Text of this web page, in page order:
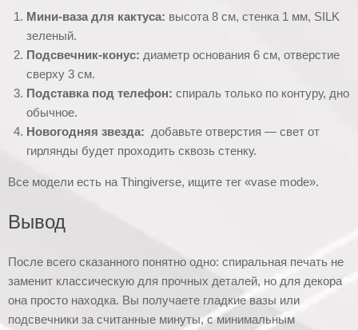
Мини-ваза для кактуса: высота 8 см, стенка 1 мм, SILK
зеленый.
Подсвечник-конус: диаметр основания 6 см, отверстие
сверху 3 см.
Подставка под телефон: спираль только по контуру, дно
обычное.
Новогодняя звезда: добавьте отверстия — свет от
гирлянды будет проходить сквозь стенку.
Все модели есть на Thingiverse, ищите тег «vase mode».
Вывод
После всего сказанного понятно одно: спиральная печать не
заменит классическую для прочных деталей, но для декора
она просто находка. Вы получаете гладкие вазы или
подсвечники за считанные минуты, с минимальным